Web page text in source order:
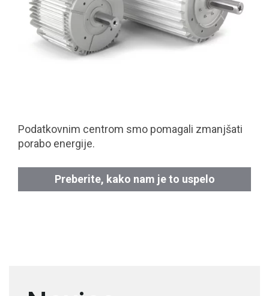
Podatkovnim centrom smo pomagali zmanjšati
porabo energije.
Preberite, kako nam je to uspelo